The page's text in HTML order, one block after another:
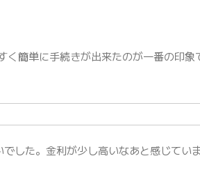
簡単に手続きが出来たのが一番の印象
した。金利が少し高いなあと感じていま